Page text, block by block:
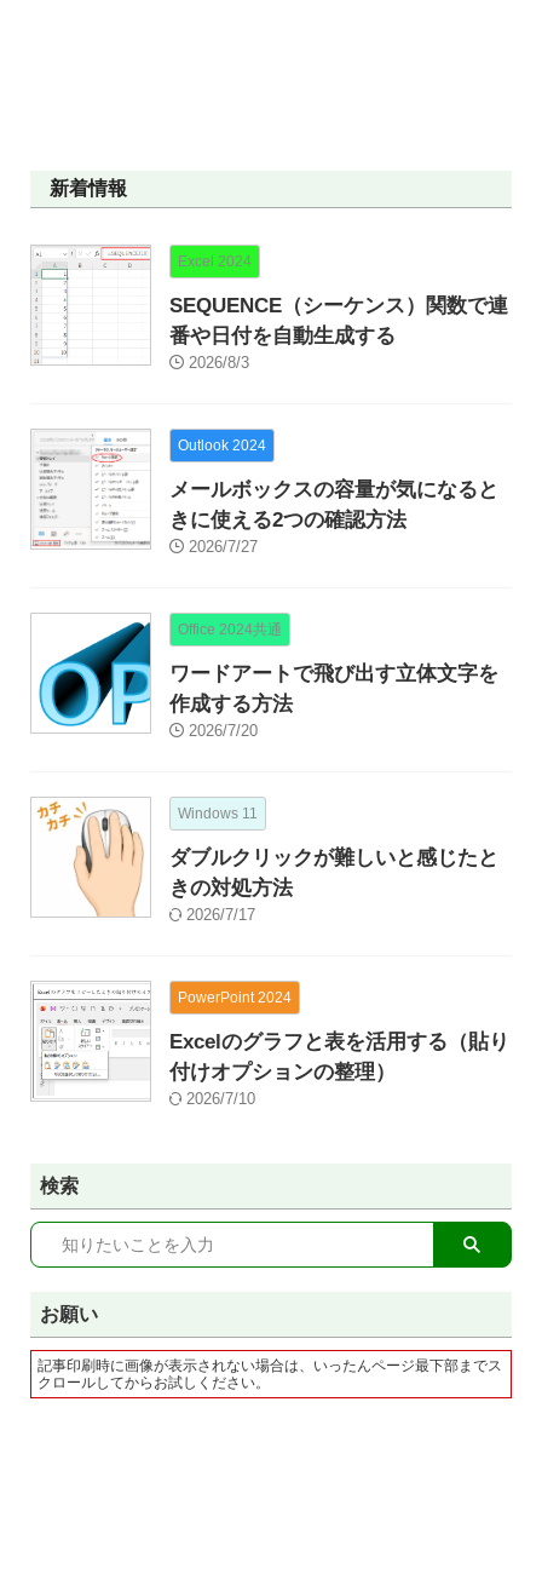
新着情報
Excel 2024
SEQUENCE（シーケンス）関数で連
番や日付を自動生成する
2026/8/3
Outlook 2024
メールボックスの容量が気になると
きに使える2つの確認方法
2026/7/27
Office 2024共通
ワードアートで飛び出す立体文字を
作成する方法
2026/7/20
Windows 11
ダブルクリックが難しいと感じたと
きの対処方法
2026/7/17
PowerPoint 2024
Excelのグラフと表を活用する（貼り
付けオプションの整理）
2026/7/10
検索
お願い
記事印刷時に画像が表示されない場合は、いったんページ最下部までス
クロールしてからお試しください。